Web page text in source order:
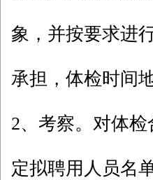
象，并按要求进
承担，体检时间
2、考察。对体
定拟聘用人员名单